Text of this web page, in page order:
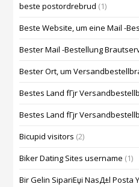
beste postordrebrud (1)
Beste Website, um eine Mail -
Bester Mail -Bestellung
Bester Ort, um
Bestes Land fГјr
Bestes Land fГјr
Bicupid visitors (2)
Biker Dating Sites username (1)
Bir Gelin SipariЕџi NasД±l Posta